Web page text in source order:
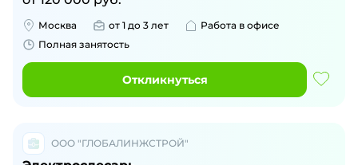
Москва от 1 до 3 лет
Работа в офисе
Полная занятость
Откликнуться
ООО "ГЛОБАЛИНЖСТРОЙ"